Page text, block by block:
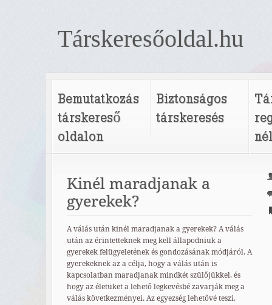
Társkeresőoldal.hu
Bemutatkozás
társkereső
oldalon
Biztonságos
társkeresés
Kinél maradjanak a
gyerekek?
A válás után kinél maradjanak a gyerekek? A válás
után az érintetteknek meg kell állapodniuk a
gyerekek felügyeletének és gondozásának módjáról. A
gyerekeknek az a célja, hogy a válás után is
kapcsolatban maradjanak mindkét szülőjükkel, és
hogy az életüket a lehető legkevésbé zavarják meg a
válás következményei. Az egyezség lehetővé teszi,